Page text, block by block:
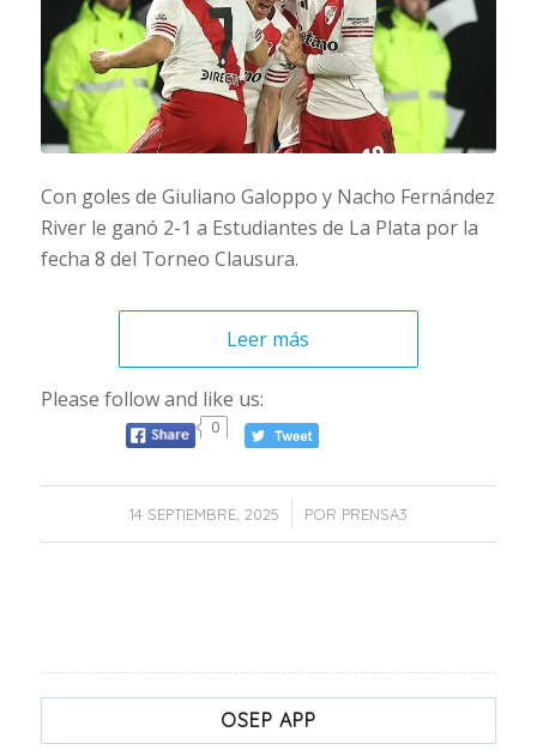
Con goles de Giuliano Galoppo y Nacho Fernández
River le ganó 2-1 a Estudiantes de La Plata por la
fecha 8 del Torneo Clausura.
Leer más
Please follow and like us:
0
14 SEPTIEMBRE, 2025
/ POR PRENSA3
OSEP APP